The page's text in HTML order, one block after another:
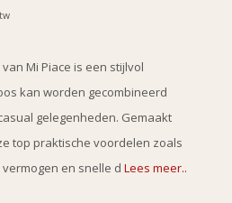
Mi Piace is een stijlvol
kan worden gecombineerd
gelegenheden. Gemaakt
top praktische voordelen zoals
en snelle d Lees meer..